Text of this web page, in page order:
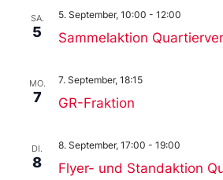
SA.
5 Sammelaktion
5. September, 10:00 - 12:00
MO.
7 GR-Fraktion
7. September, 18:15
DI.
8
Flyer- und Standaktion
8. September, 17:00 - 19:00